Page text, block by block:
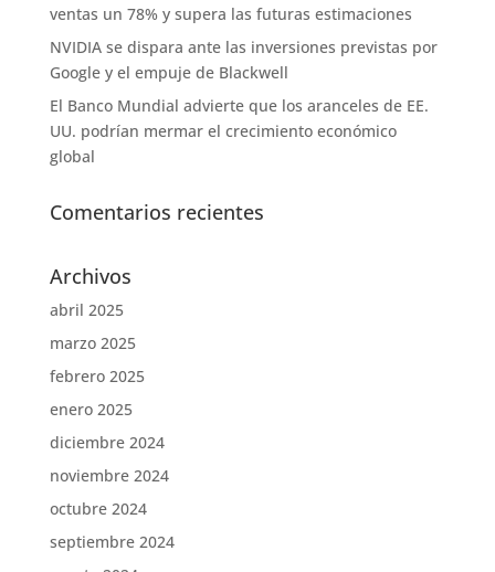
ventas un 78% y supera las futuras estimaciones
NVIDIA se dispara ante las inversiones previstas por
Google y el empuje de Blackwell
El Banco Mundial advierte que los aranceles de EE.
UU. podrían mermar el crecimiento económico
global
Comentarios recientes
Archivos
abril 2025
marzo 2025
febrero 2025
enero 2025
diciembre 2024
noviembre 2024
octubre 2024
septiembre 2024